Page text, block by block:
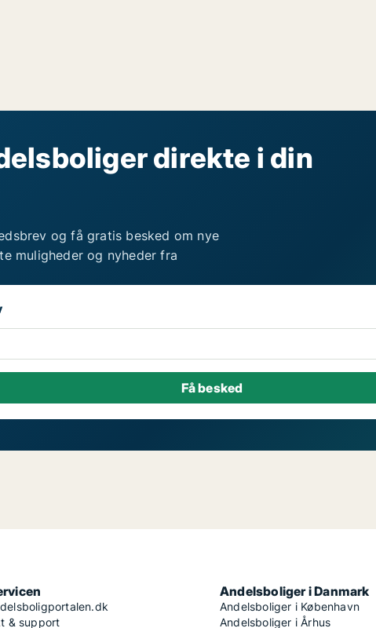
direkte i din
og få gratis besked om nye
muligheder og nyheder fra
& support
Andelsboliger i Danmark
Andelsboliger i København
Andelsboliger i Århus